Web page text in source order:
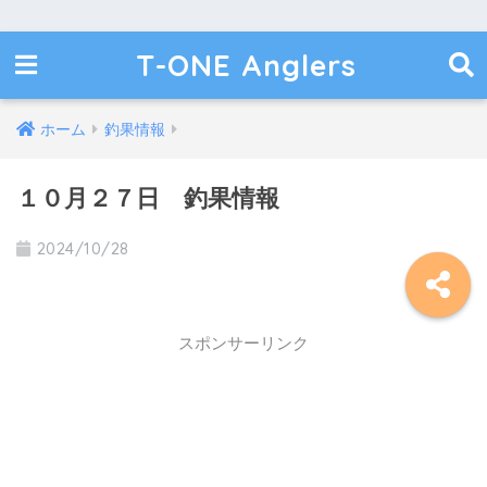
T-ONE Anglers
ホーム 釣果情報
１０月２７日 釣果情報
2024/10/28
スポンサーリンク